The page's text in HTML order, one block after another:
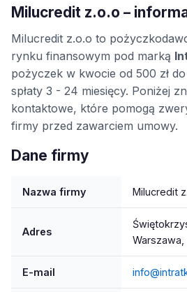
Milucredit z.o.o –
Milucredit z.o.o to
rynku finansowym pod marką
pożyczek w kwocie od 500 zł
spłaty 3 - 24 miesięcy. Poniżej
kontaktowe, które pomogą
firmy przed zawarciem umowy.
Dane firmy
Nazwa firmy Milucredit
Adres
Warszawa,
E-mail